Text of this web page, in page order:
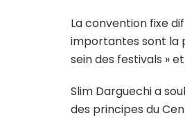
La convention fixe
importantes sont la
sein des festivals »
Slim Darguechi a
des principes du